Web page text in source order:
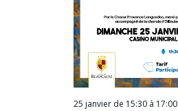
25 janvier de 15:30 à 17:00